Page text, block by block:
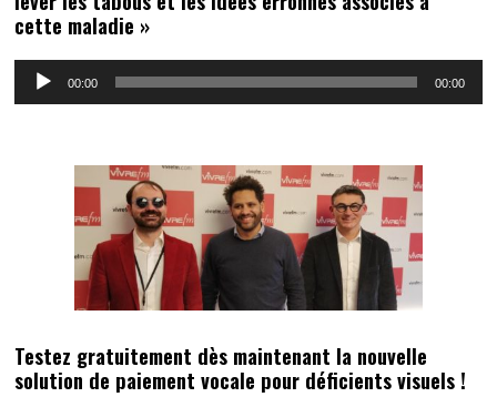
cette maladie »
Lecteur
00:00 00:00
Testez gratuitement dès maintenant la nouvelle
solution de paiement vocale pour déficients visuels !